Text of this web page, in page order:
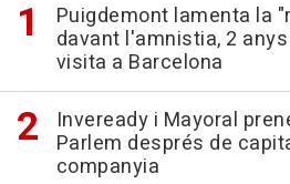
Puigdemont lamenta la
davant l'amnistia, 2
visita a Barcelona
Inveready i Mayoral
Parlem després de
companyia